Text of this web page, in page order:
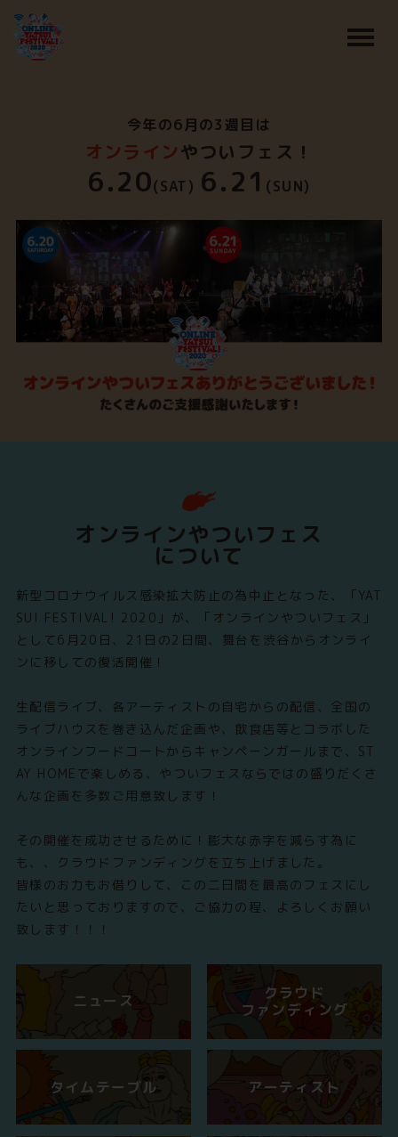
今年の6月の3週目は
オンラインやついフェス！
6.20(SAT) 6.21 (SUN)
オンラインやついフェス
について
新型コロナウイルス感染拡大防止の為中止となった、「YAT
SUI FESTIVAL! 2020」が、「オンラインやついフェス」
として6月20日、21日の2日間、舞台を渋谷からオンライ
ンに移しての復活開催！
生配信ライブ、各アーティストの自宅からの配信、全国の
ライブハウスを巻き込んだ企画や、飲食店等とコラボした
オンラインフードコートからキャンペーンガールまで、ST
AY HOMEで楽しめる、やついフェスならではの盛りだくさ
んな企画を多数ご用意致します！
その開催を成功させるために！膨大な赤字を減らす為に
も、、クラウドファンディングを立ち上げました。
皆様のお力もお借りして、この二日間を最高のフェスにし
たいと思っておりますので、ご協力の程、よろしくお願い
致します！！！
ニュース
クラウド
ファンディング
タイムテーブル アーティスト